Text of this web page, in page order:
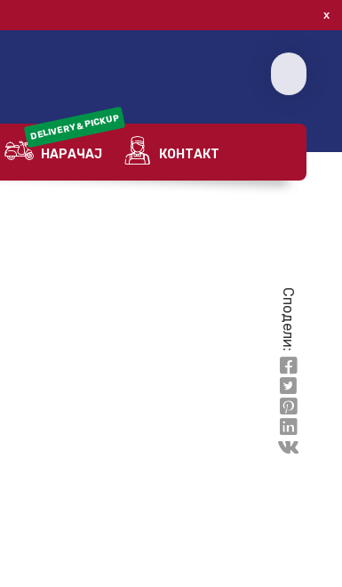
НАРАЧАЈ
DELIVERY & PICKUP
КОНТАКТ
Сподели: